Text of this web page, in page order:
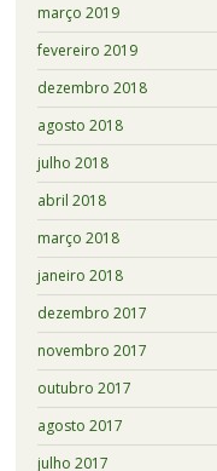
março 2019
fevereiro 2019
dezembro 2018
agosto 2018
julho 2018
abril 2018
março 2018
janeiro 2018
dezembro 2017
novembro 2017
outubro 2017
agosto 2017
julho 2017